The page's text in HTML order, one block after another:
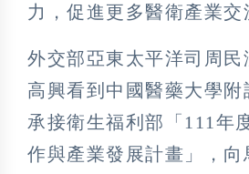
力，促進更多醫衛產業交
外交部亞東太平洋司周民
高興看到中國醫藥大學附
承接衛生福利部「111年
作與產業發展計畫」，向